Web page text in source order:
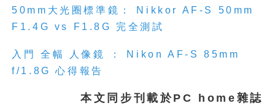
50mm大光圈標準鏡： Nikkor AF-S 50mm
F1.4G vs F1.8G 完全測試
入門 全幅 人像鏡 ： Nikon AF-S 85mm
f/1.8G 心得報告
本文同步刊載於PC home雜誌